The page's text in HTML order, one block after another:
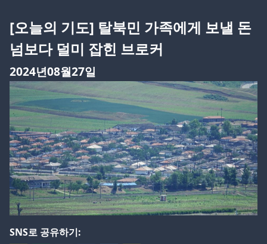
[오늘의 기도] 탈북민 가족에게 보낼 돈
넘보다 덜미 잡힌 브로커
2024년08월27일
SNS로 공유하기: